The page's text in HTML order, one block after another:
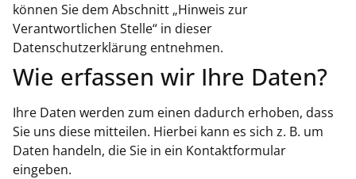
können Sie dem Abschnitt „Hinweis zur
Verantwortlichen Stelle“ in dieser
Datenschutzerklärung entnehmen.
Wie erfassen wir Ihre Daten?
Ihre Daten werden zum einen dadurch erhoben, dass
Sie uns diese mitteilen. Hierbei kann es sich z. B. um
Daten handeln, die Sie in ein Kontaktformular
eingeben.